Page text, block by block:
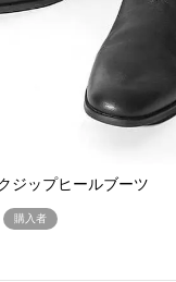
ジップヒールブーツ
購入者